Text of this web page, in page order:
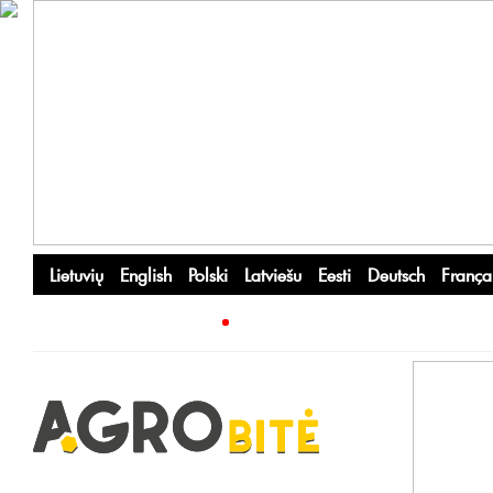
Lietuvių English Polski Latviešu Eesti Deutsch